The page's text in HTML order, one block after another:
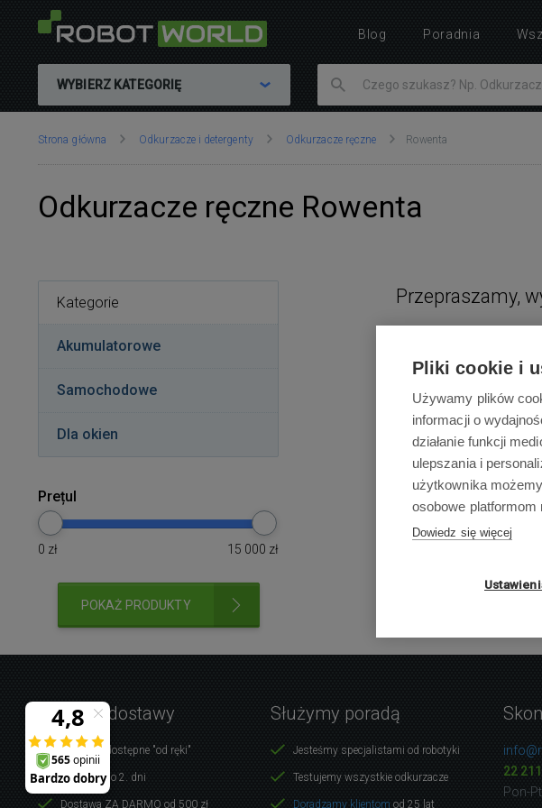
WYBIERZ KATEGORIĘ
Znajdujesz
Strona główna Odkurzacze i detergenty Odkurzacze ręczne Rowenta
Odkurzacze ręczne Rowenta
Przepraszamy,
Kategorie
Akumulatorowe
Samochodowe
Dla okien
Prețul
0 zł 15 000 zł
POKAŻ PRODUKTY
Blog Poradnia
Warunki dostawy
Produkty dostępne "od ręki"
Dostawa do 2. dni
Dostawa ZA DARMO od 500 zł
Służymy poradą
Jesteśmy specjalistami od robotyki
Testujemy wszystkie odkurzacze
Doradzamy klientom od 25 lat
22
Pon-
Pliki cookie i
Używamy plików
informacji o
działanie funkcji
ulepszania i
użytkownika
osobowe
Dowiedz się więcej